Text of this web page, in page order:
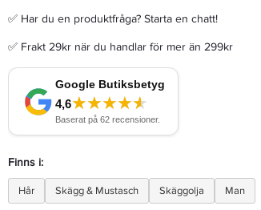
✅ Har du en produktfråga? Starta en chatt!
✅ Frakt 29kr när du handlar för mer än 299kr
Finns i:
Hår Skägg & Mustasch Skäggolja Man